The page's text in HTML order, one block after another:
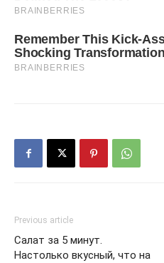
Previous article
Салат за 5 минут.
Настолько вкусный, что на